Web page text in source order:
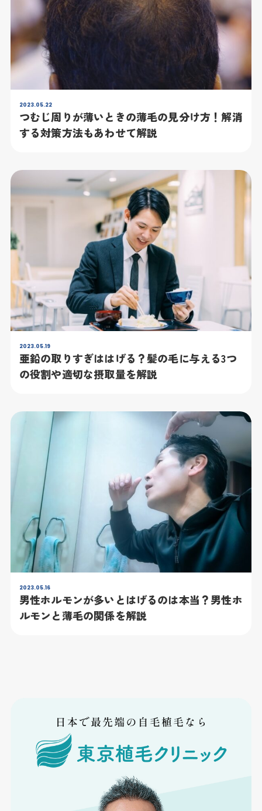
2023.05.22
つむじ周りが薄いときの薄毛の見分け方！解消
する対策方法もあわせて解説
2023.05.19
亜鉛の取りすぎははげる？髪の毛に与える3つ
の役割や適切な摂取量を解説
2023.05.16
男性ホルモンが多いとはげるのは本当？男性ホ
ルモンと薄毛の関係を解説